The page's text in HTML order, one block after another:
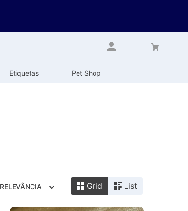
Etiquetas Pet Shop
RELEVÂNCIA Grid List